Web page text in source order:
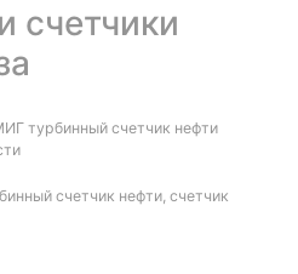
счетчики
турбинный счетчик нефти
счетчик нефти, счетчик